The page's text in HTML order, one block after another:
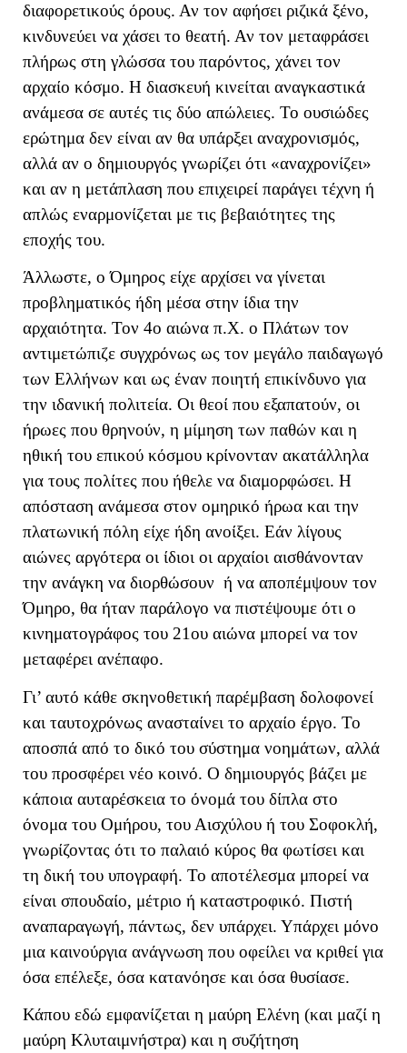
διαφορετικούς όρους. Αν τον αφήσει ριζικά ξένο,
κινδυνεύει να χάσει το θεατή. Αν τον μεταφράσει
πλήρως στη γλώσσα του παρόντος, χάνει τον
αρχαίο κόσμο. Η διασκευή κινείται αναγκαστικά
ανάμεσα σε αυτές τις δύο απώλειες. Το ουσιώδες
ερώτημα δεν είναι αν θα υπάρξει αναχρονισμός,
αλλά αν ο δημιουργός γνωρίζει ότι «αναχρονίζει»
και αν η μετάπλαση που επιχειρεί παράγει τέχνη ή
απλώς εναρμονίζεται με τις βεβαιότητες της
εποχής του.
Άλλωστε, ο Όμηρος είχε αρχίσει να γίνεται
προβληματικός ήδη μέσα στην ίδια την
αρχαιότητα. Τον 4ο αιώνα π.Χ. ο Πλάτων τον
αντιμετώπιζε συγχρόνως ως τον μεγάλο παιδαγωγό
των Ελλήνων και ως έναν ποιητή επικίνδυνο για
την ιδανική πολιτεία. Οι θεοί που εξαπατούν, οι
ήρωες που θρηνούν, η μίμηση των παθών και η
ηθική του επικού κόσμου κρίνονταν ακατάλληλα
για τους πολίτες που ήθελε να διαμορφώσει. Η
απόσταση ανάμεσα στον ομηρικό ήρωα και την
πλατωνική πόλη είχε ήδη ανοίξει. Εάν λίγους
αιώνες αργότερα οι ίδιοι οι αρχαίοι αισθάνονταν
την ανάγκη να διορθώσουν ή να αποπέμψουν τον
Όμηρο, θα ήταν παράλογο να πιστέψουμε ότι ο
κινηματογράφος του 21ου αιώνα μπορεί να τον
μεταφέρει ανέπαφο.
Γι’ αυτό κάθε σκηνοθετική παρέμβαση δολοφονεί
και ταυτοχρόνως ανασταίνει το αρχαίο έργο. Το
αποσπά από το δικό του σύστημα νοημάτων, αλλά
του προσφέρει νέο κοινό. Ο δημιουργός βάζει με
κάποια αυταρέσκεια το όνομά του δίπλα στο
όνομα του Ομήρου, του Αισχύλου ή του Σοφοκλή,
γνωρίζοντας ότι το παλαιό κύρος θα φωτίσει και
τη δική του υπογραφή. Το αποτέλεσμα μπορεί να
είναι σπουδαίο, μέτριο ή καταστροφικό. Πιστή
αναπαραγωγή, πάντως, δεν υπάρχει. Υπάρχει μόνο
μια καινούργια ανάγνωση που οφείλει να κριθεί για
όσα επέλεξε, όσα κατανόησε και όσα θυσίασε.
Κάπου εδώ εμφανίζεται η μαύρη Ελένη (και μαζί η
μαύρη Κλυταιμνήστρα) και η συζήτηση